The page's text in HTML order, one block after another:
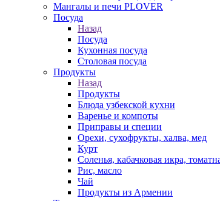
Мангалы и печи PLOVER
Посуда
Назад
Посуда
Кухонная посуда
Столовая посуда
Продукты
Назад
Продукты
Блюда узбекской кухни
Варенье и компоты
Приправы и специи
Орехи, сухофрукты, халва, мед
Курт
Соленья, кабачковая икра,
Рис, масло
Чай
Продукты из Армении